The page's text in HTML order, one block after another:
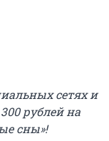
сетях и
рублей на
сны»!